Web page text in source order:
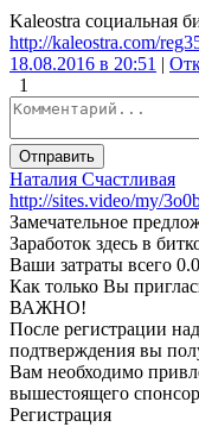
Kaleostra социальная
http://kaleostra.com/
18.08.2016 в 20:51 |
1
Отправить
Наталия Счастливая
http://sites.video/my/
Замечательное
Заработок здесь в
Ваши затраты всего
Как только Вы
ВАЖНО!
После регистрации
подтверждения вы
Вам необходимо
вышестоящего
Регистрация